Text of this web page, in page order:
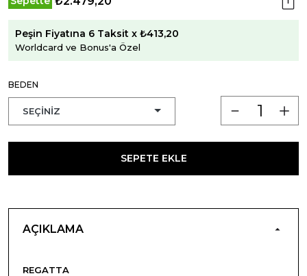
Peşin Fiyatına 6 Taksit x ₺413,20
Worldcard ve Bonus'a Özel
BEDEN
SEPETE EKLE
AÇIKLAMA
REGATTA